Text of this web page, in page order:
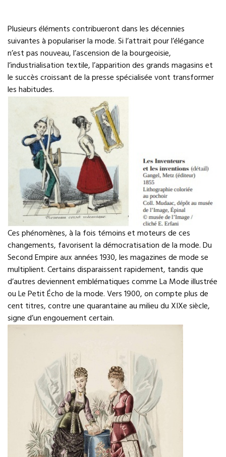
Plusieurs éléments contribueront dans les décennies
suivantes à populariser la mode. Si l’attrait pour l’élégance
n’est pas nouveau, l’ascension de la bourgeoisie,
l’industrialisation textile, l’apparition des grands magasins et
le succès croissant de la presse spécialisée vont transformer
les habitudes.
Ces phénomènes, à la fois témoins et moteurs de ces
changements, favorisent la démocratisation de la mode. Du
Second Empire aux années 1930, les magazines de mode se
multiplient. Certains disparaissent rapidement, tandis que
d’autres deviennent emblématiques comme La Mode illustrée
ou Le Petit Écho de la mode. Vers 1900, on compte plus de
cent titres, contre une quarantaine au milieu du XIXe siècle,
signe d’un engouement certain.